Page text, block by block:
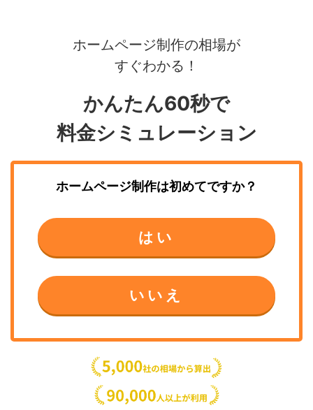
ホームページ制作の相場が
すぐわかる！
かんたん60秒で
料金シミュレーション
ホームページ制作は初めてですか？
はい
いいえ